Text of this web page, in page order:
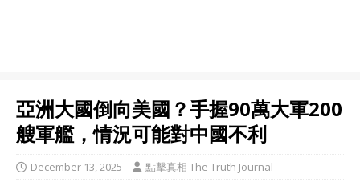
亞洲大國倒向美國？手握90萬大軍200
艘軍艦，情況可能對中國不利
December 13, 2025 點擊真相 The Truth Journal